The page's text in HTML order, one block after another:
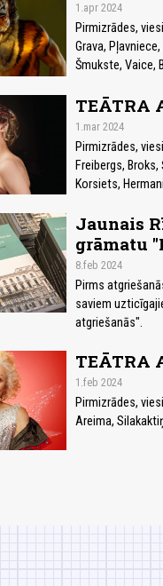
1.apr 2024
Pirmizrādes,
Grava,
Šmukste, Vaice,
TEĀTRA
1.mar 2024
Pirmizrādes,
Freibergs,
Korsiets,
Jaunais
grāmatu
8.feb 2024
Pirms
saviem
atgriešanās".
TEĀTRA
1.feb 2024
Pirmizrādes,
Areima,